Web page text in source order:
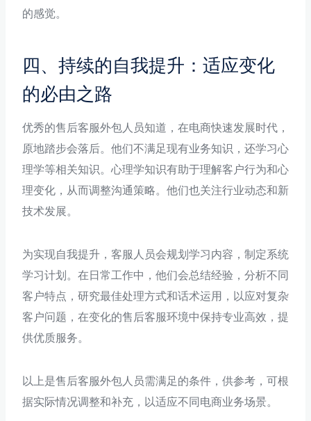
的感觉。
四、持续的自我提升：适应变化
的必由之路
优秀的售后客服外包人员知道，在电商快速发展时代，
原地踏步会落后。他们不满足现有业务知识，还学习心
理学等相关知识。心理学知识有助于理解客户行为和心
理变化，从而调整沟通策略。他们也关注行业动态和新
技术发展。
为实现自我提升，客服人员会规划学习内容，制定系统
学习计划。在日常工作中，他们会总结经验，分析不同
客户特点，研究最佳处理方式和话术运用，以应对复杂
客户问题，在变化的售后客服环境中保持专业高效，提
供优质服务。
以上是售后客服外包人员需满足的条件，供参考，可根
据实际情况调整和补充，以适应不同电商业务场景。